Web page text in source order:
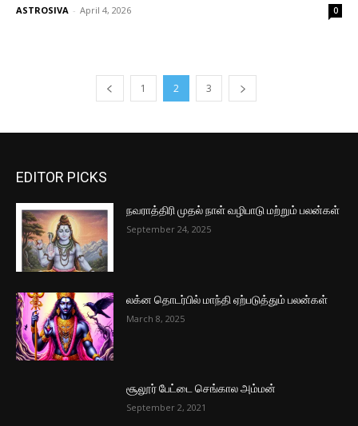
ASTROSIVA - April 4, 2026 0
1 2 3
EDITOR PICKS
நவராத்திரி முதல் நாள் வழிபாடு மற்றும் பலன்கள்
September 24, 2025
லக்ன தொடர்பில் மாந்தி ஏற்படுத்தும் பலன்கள்
March 8, 2025
சூலூர் பேட்டை செங்கால அம்மன்
September 2, 2021